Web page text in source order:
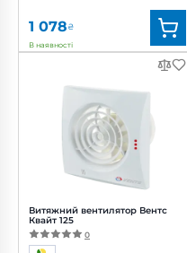
1 078₴
В наявності
Домовент
Артикул:
0688103121
Діаметр:
Потужність:
Рівень
шуму:
Витяжний вентилятор Вентс
Квайт 125
0